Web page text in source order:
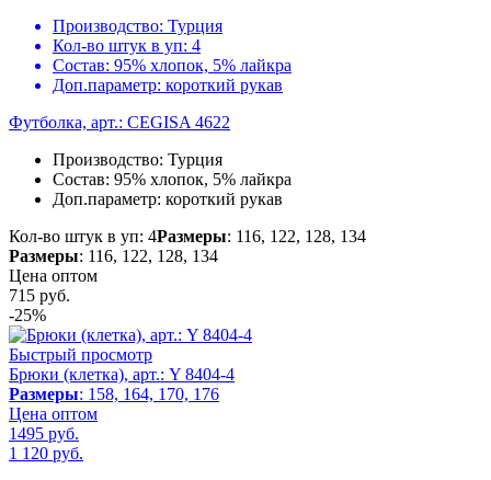
Производство: Турция
Кол-во штук в уп: 4
Состав: 95% хлопок, 5% лайкра
Доп.параметр: короткий рукав
Футболка, арт.: CEGISA 4622
Производство: Турция
Состав: 95% хлопок, 5% лайкра
Доп.параметр: короткий рукав
Кол-во штук в уп: 4Размеры: 116, 122, 128, 134
Размеры: 116, 122, 128, 134
Цена оптом
715 руб.
-25%
Быстрый просмотр
Брюки (клетка), арт.: Y 8404-4
Размеры: 158, 164, 170, 176
Цена оптом
1495 руб.
1 120 руб.